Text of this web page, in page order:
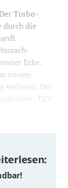
Turbo-
durch die
Ecke.
neuen
verloren. Der
TSV